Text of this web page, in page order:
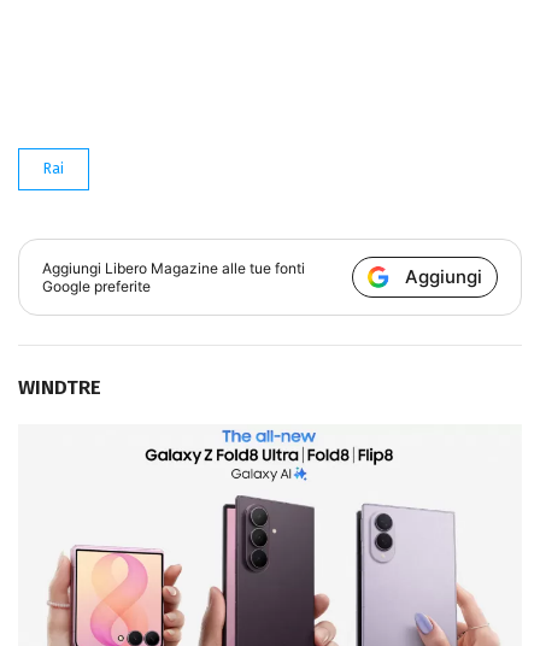
Rai
Aggiungi Libero Magazine alle tue fonti
Google preferite
Aggiungi
WINDTRE